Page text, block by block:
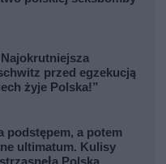
przed egzekucją
żyje Polska!”
podstępem, a potem
ultimatum. Kulisy